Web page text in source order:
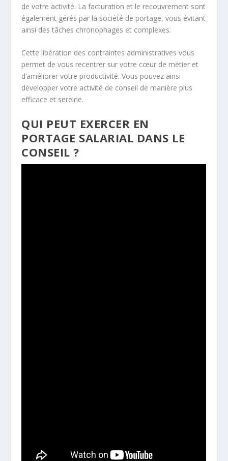
de votre activité. La facturation et le recouvrement sont
également gérés par la société de portage, vous évitant
ainsi des tâches chronophages et complexes.
Cette libération des contraintes administratives vous
permet de vous recentrer sur votre cœur de métier et
d’améliorer votre productivité. Vous pouvez ainsi
développer votre activité de conseil de manière plus
efficace et sereine.
QUI PEUT EXERCER EN
PORTAGE SALARIAL DANS LE
CONSEIL ?